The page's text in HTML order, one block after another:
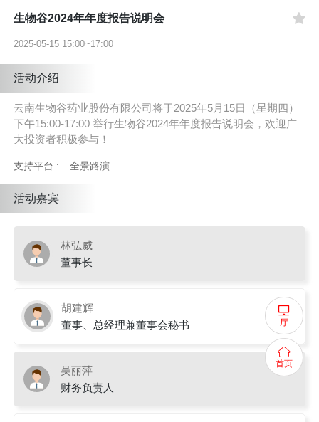
生物谷2024年年度报告说明会
2025-05-15 15:00~17:00
活动介绍
云南生物谷药业股份有限公司将于2025年5月15日（星期四）
下午15:00-17:00 举行生物谷2024年年度报告说明会，欢迎广
大投资者积极参与！
支持平台 : 全景路演
活动嘉宾
林弘威
董事长
胡建辉
董事、总经理兼董事会秘书
吴丽萍
财务负责人
厅
首页